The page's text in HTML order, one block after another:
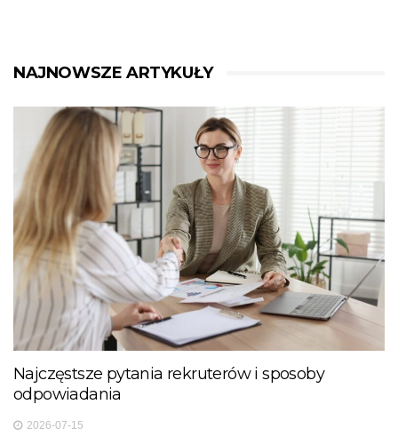
NAJNOWSZE ARTYKUŁY
Najczęstsze pytania rekruterów i sposoby
odpowiadania
2026-07-15